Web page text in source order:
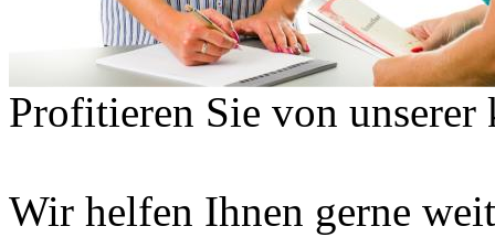
Profitieren Sie von unserer
Wir helfen Ihnen gerne